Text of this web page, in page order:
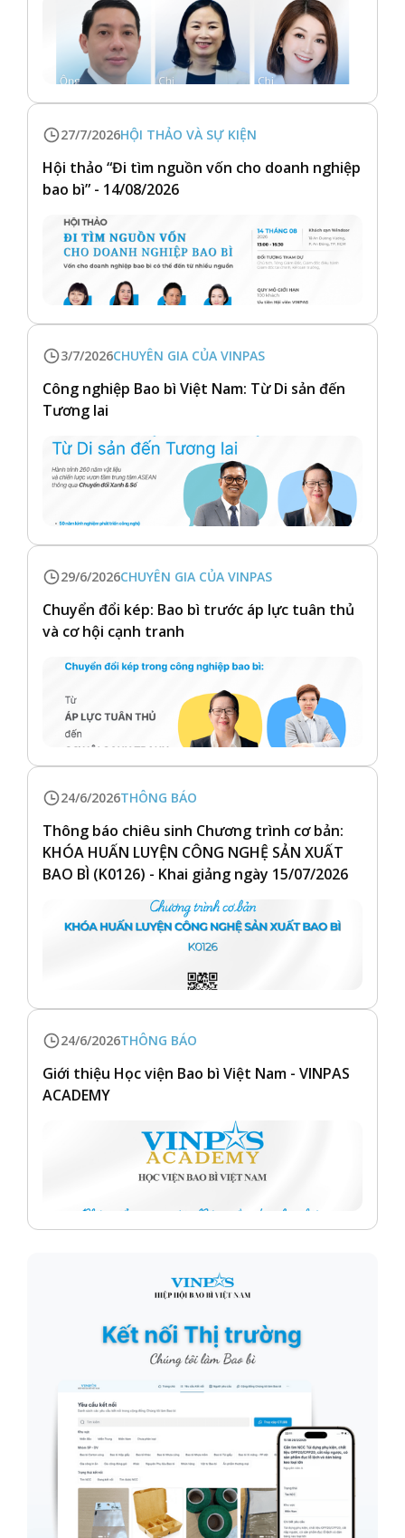
27/7/2026HỘI THẢO VÀ SỰ KIỆN
Hội thảo “Đi tìm nguồn vốn cho doanh nghiệp
bao bì” - 14/08/2026
3/7/2026CHUYÊN GIA CỦA VINPAS
Công nghiệp Bao bì Việt Nam: Từ Di sản đến
Tương lai
29/6/2026CHUYÊN GIA CỦA VINPAS
Chuyển đổi kép: Bao bì trước áp lực tuân thủ
và cơ hội cạnh tranh
24/6/2026THÔNG BÁO
Thông báo chiêu sinh Chương trình cơ bản:
KHÓA HUẤN LUYỆN CÔNG NGHỆ SẢN XUẤT
BAO BÌ (K0126) - Khai giảng ngày 15/07/2026
24/6/2026THÔNG BÁO
Giới thiệu Học viện Bao bì Việt Nam - VINPAS
ACADEMY